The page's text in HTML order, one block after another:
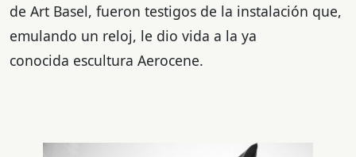
de Art Basel, fueron testigos de la instalación que,
emulando un reloj, le dio vida a la ya
conocida escultura Aerocene.